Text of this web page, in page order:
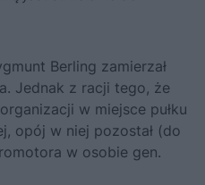
Berling zamierzał
Jednak z racji tego, że
w miejsce pułku
opój w niej pozostał (do
w osobie gen.